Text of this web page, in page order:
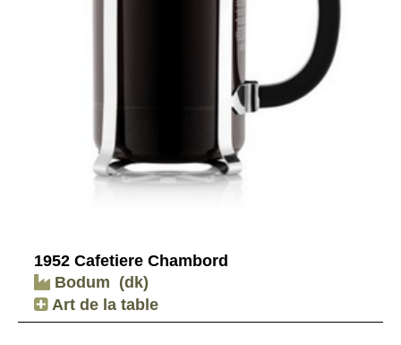
1952 Cafetiere Chambord
Bodum (dk)
Art de la table